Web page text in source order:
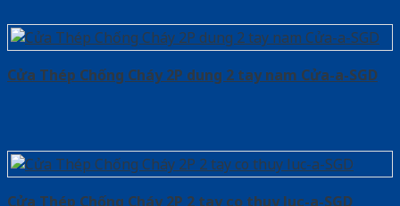
Cửa Thép Chống Cháy 2P dung 2 tay nam Cửa-a-SGD
Cửa Thép Chống Cháy 2P 2 tay co thuy luc-a-SGD